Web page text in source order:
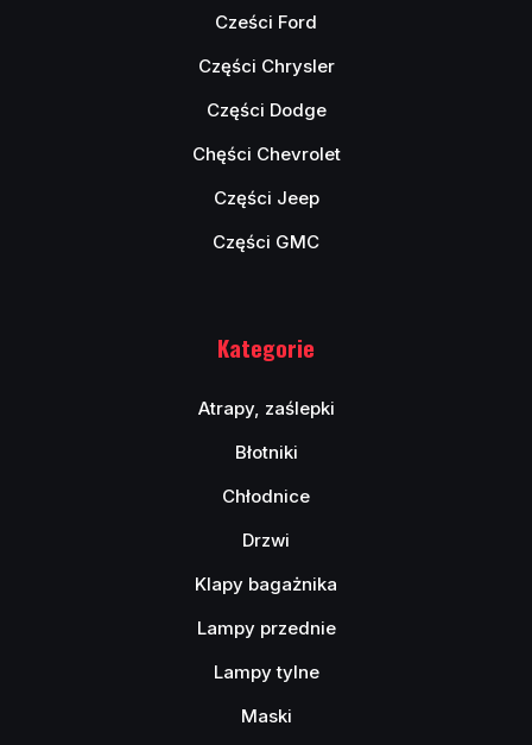
Cześci Ford
Części Chrysler
Części Dodge
Chęści Chevrolet
Części Jeep
Części GMC
Kategorie
Atrapy, zaślepki
Błotniki
Chłodnice
Drzwi
Klapy bagażnika
Lampy przednie
Lampy tylne
Maski